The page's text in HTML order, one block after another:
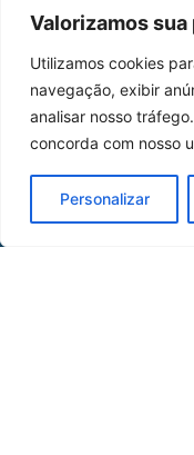
Valorizamos
Utilizamos cookies
navegação, exibir
analisar nosso
concorda com nosso
Personalizar